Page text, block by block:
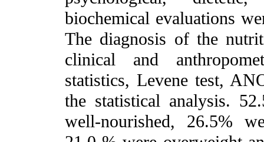
biochemical evaluations
The diagnosis of the
clinical and
statistics, Levene test,
the statistical analysis.
well-nourished, 26.5%